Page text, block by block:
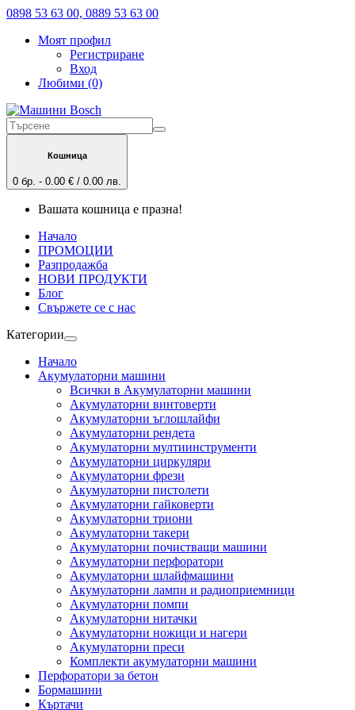
0898 53 63 00, 0889 53 63 00
Моят профил
Регистриране
Вход
Любими (0)
Кошница
0 бр. - 0.00 € / 0.00 лв.
Вашата кошница е празна!
Начало
ПРОМОЦИИ
Разпродажба
НОВИ ПРОДУКТИ
Блог
Свържете се с нас
Категории
Начало
Акумулаторни машини
Всички в Акумулаторни машини
Акумулаторни винтоверти
Акумулаторни ъглошлайфи
Акумулаторни рендета
Акумулаторни мултиинструменти
Акумулаторни циркуляри
Акумулаторни фрези
Акумулаторни пистолети
Акумулаторни гайковерти
Акумулаторни триони
Акумулаторни такери
Акумулаторни почистващи машини
Акумулаторни перфоратори
Акумулаторни шлайфмашини
Акумулаторни лампи и радиоприемници
Акумулаторни помпи
Акумулаторни нитачки
Акумулаторни ножици и нагери
Акумулаторни преси
Комплекти акумулаторни машини
Перфоратори за бетон
Бормашини
Къртачи